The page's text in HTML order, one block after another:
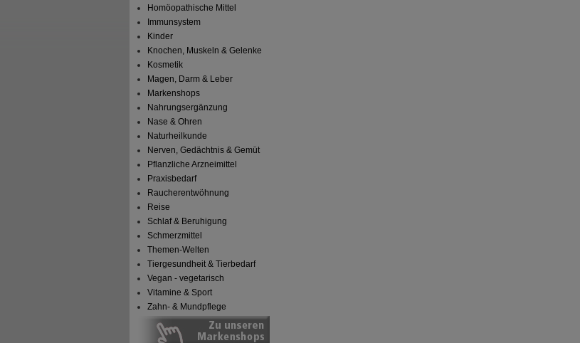
Homöopathische Mittel
Immunsystem
Kinder
Knochen, Muskeln & Gelenke
Kosmetik
Magen, Darm & Leber
Markenshops
Nahrungsergänzung
Nase & Ohren
Naturheilkunde
Nerven, Gedächtnis & Gemüt
Pflanzliche Arzneimittel
Praxisbedarf
Raucherentwöhnung
Reise
Schlaf & Beruhigung
Schmerzmittel
Themen-Welten
Tiergesundheit & Tierbedarf
Vegan - vegetarisch
Vitamine & Sport
Zahn- & Mundpflege